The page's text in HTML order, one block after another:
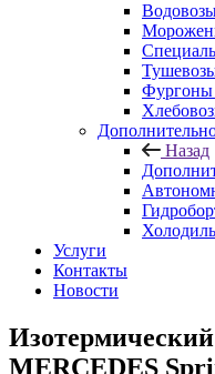
Фургоны
Назад
Услуги
Контакты
Новости
MERCEDES